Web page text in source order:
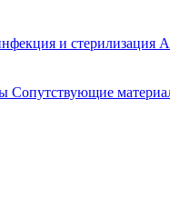
и стерилизация
Сопутствующие